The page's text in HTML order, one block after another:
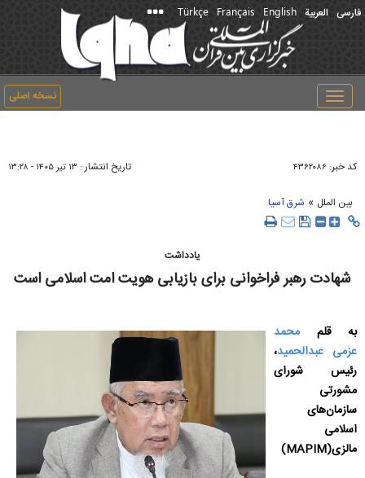
فارسی العربیة English
Français
Türkçe
نسخه اصلی
Toggle
navigation
کد خبر: ۴۳۶۲۰۸۶ تاریخ انتشار : ۱۳ تير ۱۴۰۵ - ۱۳:۲۸
بین الملل » شرق آسیا
یادداشت
شهادت رهبر فراخوانی برای بازیابی هویت امت اسلامی است
به قلم محمد
عزمی عبدالحمید،
رئیس شورای
مشورتی
سازمان‌های
اسلامی
مالزی(MAPIM)